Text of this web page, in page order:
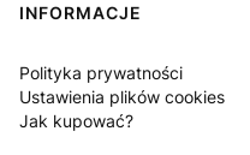
INFORMACJE
Polityka prywatności
Ustawienia plików cookies
Jak kupować?